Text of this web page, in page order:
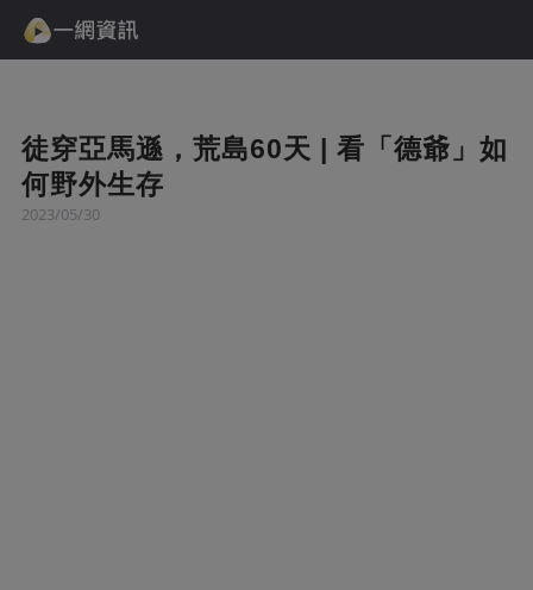
徒穿亞馬遜，荒島60天 | 看「德爺」如
何野外生存
2023/05/30